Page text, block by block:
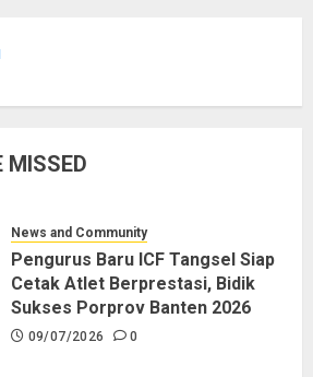
MISSED
News and Community
Pengurus Baru ICF Tangsel Siap
Cetak Atlet Berprestasi, Bidik
Sukses Porprov Banten 2026
09/07/2026 0